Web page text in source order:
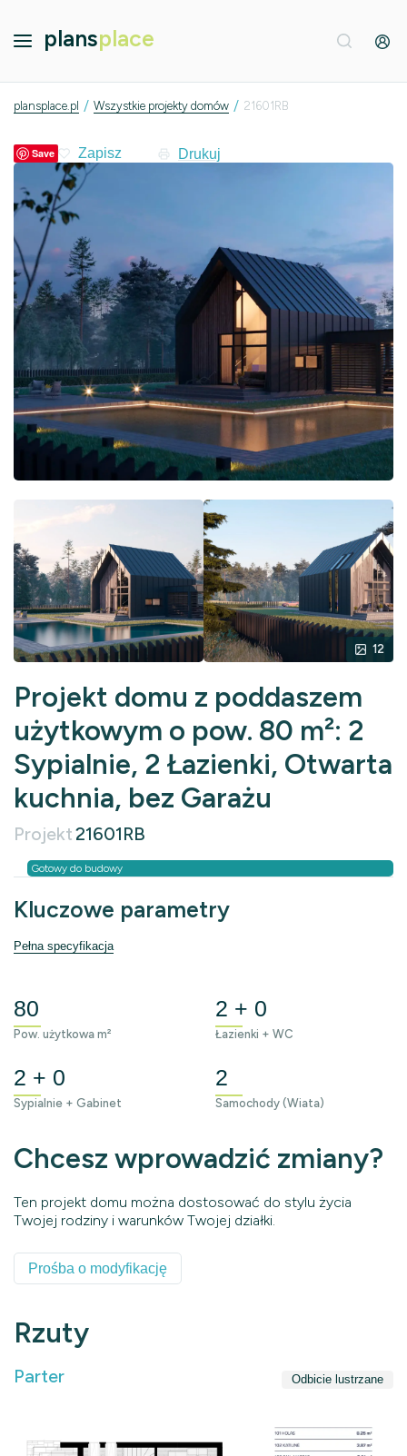
plansplace
plansplace.pl / Wszystkie projekty domów / 21601RB
Save Drukuj
12
Projekt domu z poddaszem
użytkowym o pow. 80 m²: 2
Sypialnie, 2 Łazienki, Otwarta
kuchnia, bez Garażu
Projekt21601RB
Gotowy do budowy
Kluczowe parametry
Pełna specyfikacja
80
Pow. użytkowa m²
2 + 0
Łazienki + WC
2 + 0
Sypialnie + Gabinet
2
Samochody (Wiata)
Chcesz wprowadzić zmiany?
Ten projekt domu można dostosować do stylu życia
Twojej rodziny i warunków Twojej działki.
Prośba o modyfikację
Rzuty
Parter Odbicie lustrzane